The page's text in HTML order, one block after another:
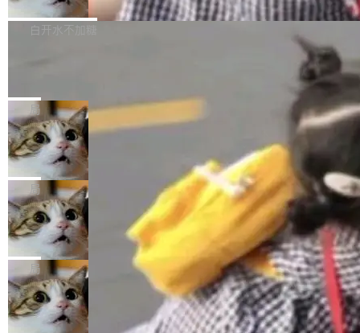
atePad Edge 升级至 HarmonyOS 6.1.0.135S
P9 patch03及以上版本。 *升级路径：设置 > 搜
来自中国开发者雷霄骅（Lei Xiaohua）。 对于
很多中国音视频开发者而言，这个名字并不陌
“启蒙老师”。 而今年，恰好是雷霄骅离世十周
年。FFmpeg 社区最终选择用一个大版本的名
字，留下了这份纪念。 雷霄骅曾是中国传媒大学
数字电视技术方向的博士生，长期从事视频、音
频技...
万元，超预算 860%
外媒近日曝光了亚马逊的多份内部报告显示，AI
导致公司在多个项目上超支。《金融时报》报道
编写程序，目标是完成电商平台作者信息与商品
列表的数据匹配 —— 一项常规的数据处理任
务，最终却产生了 180 万美元的账单，实际支出
超出原定预算 860%。 更令人意外的是，该项目
最终并未成功落地，而高额算力消耗持续运行长
达 5 个月，公司直到财务对账时才察觉异常。这
意味着一个无人看管的 AI 程序，在近半年时间
里日夜不停地"烧钱"。 复盘显示，...
白开水不加糖
e CEO Clément Delangue 在 CNBC 的采访里
没有拐弯抹角。他说中国正在赢得 AI 竞赛，而
且按目前的速度，中国 AI 工具预计在今年底或
2027 年就能追上美国前沿实验室的水平。 Dela
ngue 把原因归结为一件事：开放协作。中国的
AI 开发者在一个共享和协作的生态里加速迭代，
而美国模型厂商在"闭门造车"。他的原话是 "buil
ding in silos"——各自为战，互不通气。 这个判
断从他嘴里说出来分量不同。Hugging Face 是
全球最大的开源 AI 平台，上面跑着上百万个模
型。谁在开源赛道上领先，...
局
当 AI agent 把源码变成了最好的扩展系
统，开发者工具必须开源
五年前，David Crawshaw 问过很多软件工程师
一个问题：你写过什么给自己用的程序？答案几
乎都是没有。工程师们整天用别人写的程序写程
序给别人用。偶尔有人自己写个博客系统、智能
家居控制、家庭实验室，都算稀奇事。 Crawsh
aw 是 Shelley 的作者，一个开源 AI coding age
nt。他最近在博客上写了一篇文章，核心论点很
简单：开发者工具必须开源。 理由不是传统的自
由软件情怀，而是一个跟 AI agent 直接相关的
局
DeepSeek Harness 宣布内测邀请，全
网最大规模开源 Agent 路演现场诞生
一条内测招募帖，发出去的时候大概没人想到它
会变成一场开源 Agent 生态的路演。 8月1日，
DeepSeek Harness 团队负责人崔添翼（tiany
i）在 X 上发帖： 「如果你是 Agent Harness 相
关开源项目的开发者，希望参加 DeepSeek Har
局
商汤 SenseNova U1.5-Lite-Preview
开源
商汤科技宣布面向社区开源轻量级统一多模态模